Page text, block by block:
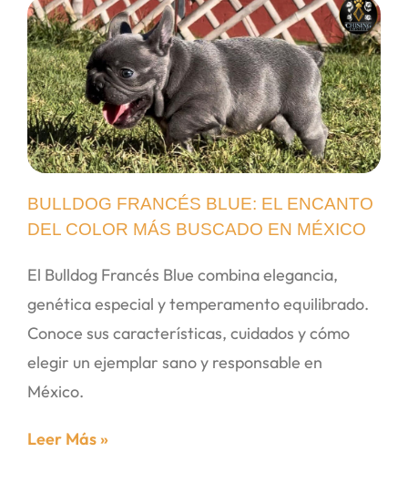
BULLDOG FRANCÉS BLUE: EL ENCANTO
DEL COLOR MÁS BUSCADO EN MÉXICO
El Bulldog Francés Blue combina elegancia,
genética especial y temperamento equilibrado.
Conoce sus características, cuidados y cómo
elegir un ejemplar sano y responsable en
México.
Leer Más »